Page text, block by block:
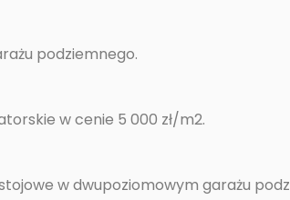
podziemnego.
w cenie 5 000 zł/m2.
w dwupoziomowym garażu